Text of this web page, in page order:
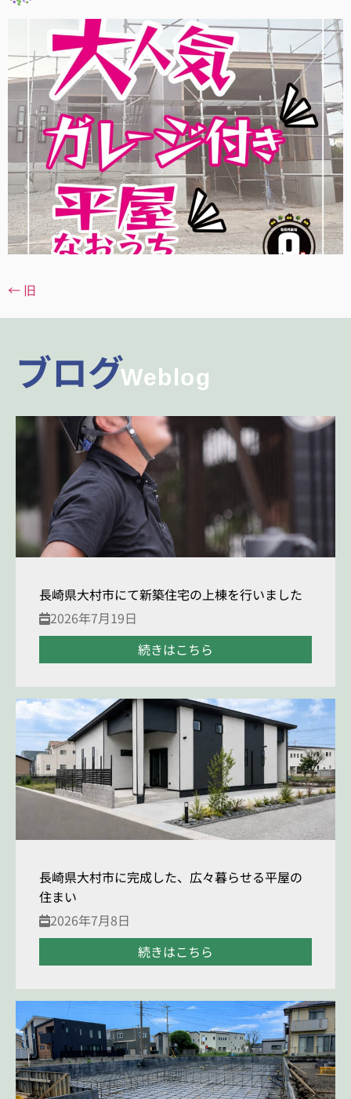
← 旧
Weblog
ブログ
長崎県大村市にて新築住宅の上棟を行いました
2026年7月19日
続きはこちら
長崎県大村市に完成した、広々暮らせる平屋の
住まい
2026年7月8日
続きはこちら